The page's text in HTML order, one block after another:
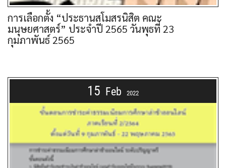
การเลือกตั้ง “ประธานสโมสรนิสิต คณะ
มนุษยศาสตร์” ประจำปี 2565 วันพุธที่ 23
กุมภาพันธ์ 2565
15 Feb 2022